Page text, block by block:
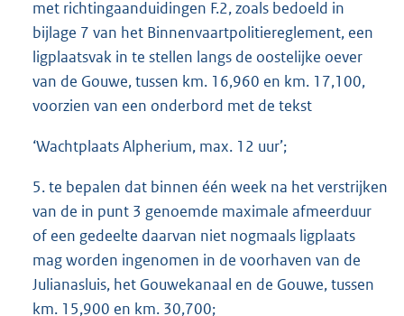
met richtingaanduidingen F.2, zoals bedoeld in
bijlage 7 van het Binnenvaartpolitiereglement, een
ligplaatsvak in te stellen langs de oostelijke oever
van de Gouwe, tussen km. 16,960 en km. 17,100,
voorzien van een onderbord met de tekst
‘Wachtplaats Alpherium, max. 12 uur’;
5. te bepalen dat binnen één week na het verstrijken
van de in punt 3 genoemde maximale afmeerduur
of een gedeelte daarvan niet nogmaals ligplaats
mag worden ingenomen in de voorhaven van de
Julianasluis, het Gouwekanaal en de Gouwe, tussen
km. 15,900 en km. 30,700;